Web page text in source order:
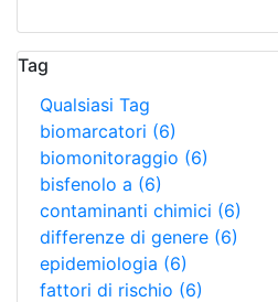
Tag
Qualsiasi Tag
biomarcatori (6)
biomonitoraggio (6)
bisfenolo a (6)
contaminanti chimici (6)
differenze di genere (6)
epidemiologia (6)
fattori di rischio (6)